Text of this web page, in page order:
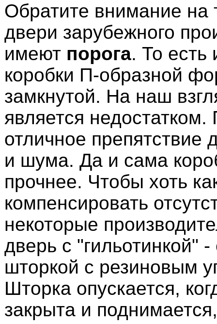
Обратите внимание на
двери зарубежного
имеют порога. То есть
коробки П-образной
замкнутой. На наш
является недостатком.
отличное препятствие
и шума. Да и сама
прочнее. Чтобы хоть
компенсировать
некоторые
дверь с "гильотинкой" -
шторкой с резиновым
Шторка опускается,
закрыта и